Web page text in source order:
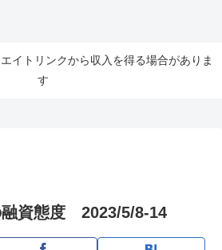
イトリンクから収入を得る場合がありま
す
融資態度 2023/5/8-14